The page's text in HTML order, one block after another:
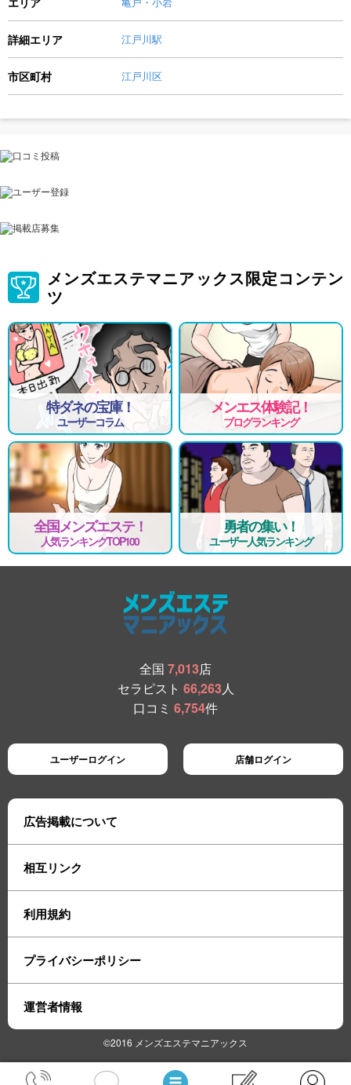
詳細エリア 江戸川駅
市区町村 江戸川区
メンズエステマニアックス限定コンテン
ツ
特ダネの宝庫！
ユーザーコラム
メンエス体験記！
ブログランキング
全国メンズエステ！
人気ランキングTOP100
勇者の集い！
ユーザー人気ランキング
全国 7,013店
セラピスト 66,263人
口コミ 6,754件
ユーザーログイン 店舗ログイン
広告掲載について
相互リンク
利用規約
プライバシーポリシー
運営者情報
©2016 メンズエステマニアックス